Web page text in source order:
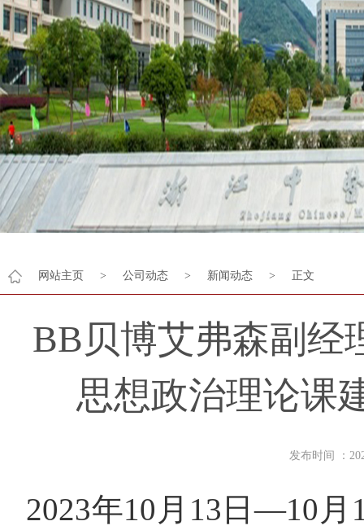
网站主页 > 公司动态 > 新闻动态 > 正文
BB贝博艾弗森副经
思想政治理论课
发布时间 ：
2023年10月13日—10